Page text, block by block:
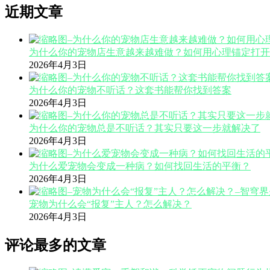
近期文章
为什么你的宠物店生意越来越难做？如何用心理锚定打
2026年4月3日
为什么你的宠物不听话？这套书能帮你找到答案
2026年4月3日
为什么你的宠物总是不听话？其实只要这一步就解决了
2026年4月3日
为什么爱宠物会变成一种病？如何找回生活的平衡？
2026年4月3日
宠物为什么会“报复”主人？怎么解决？
2026年4月3日
评论最多的文章